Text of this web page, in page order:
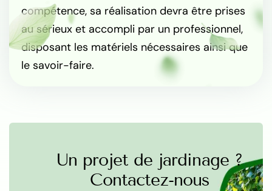
compétence, sa réalisation devra être prises
au sérieux et accompli par un professionnel,
disposant les matériels nécessaires ainsi que
le savoir-faire.
Un projet de jardinage ?
Contactez-nous